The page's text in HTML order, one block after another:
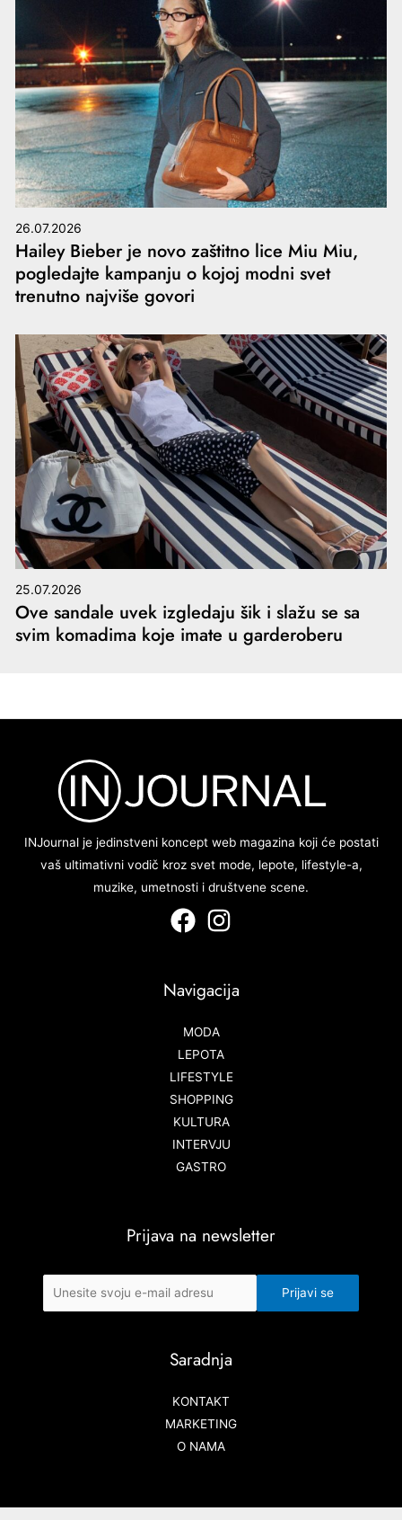
26.07.2026
Hailey Bieber je novo zaštitno lice Miu Miu,
pogledajte kampanju o kojoj modni svet
trenutno najviše govori
25.07.2026
Ove sandale uvek izgledaju šik i slažu se sa
svim komadima koje imate u garderoberu
INJournal je jedinstveni koncept web magazina koji će postati
vaš ultimativni vodič kroz svet mode, lepote, lifestyle-a,
muzike, umetnosti i društvene scene.
Navigacija
MODA
LEPOTA
LIFESTYLE
SHOPPING
KULTURA
INTERVJU
GASTRO
Prijava na newsletter
Saradnja
KONTAKT
MARKETING
O NAMA